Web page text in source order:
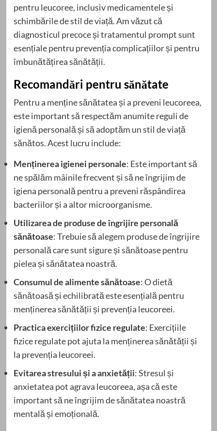
pentru leucoree, inclusiv medicamentele și
schimbările de stil de viață. Am văzut că
diagnosticul precoce și tratamentul prompt sunt
esențiale pentru prevenția complicațiilor și pentru
îmbunătățirea sănătății.
Recomandări pentru sănătate
Pentru a menține sănătatea și a preveni leucoreea,
este important să respectăm anumite reguli de
igienă personală și să adoptăm un stil de viață
sănătos. Acest lucru include:
Menținerea igienei personale: Este important să
ne spălăm mâinile frecvent și să ne îngrijim de
igiena personală pentru a preveni răspândirea
bacteriilor și a altor microorganisme.
Utilizarea de produse de îngrijire personală
sănătoase: Trebuie să alegem produse de îngrijire
personală care sunt sigure și sănătoase pentru
pielea și sănătatea noastră.
Consumul de alimente sănătoase: O dietă
sănătoasă și echilibrată este esențială pentru
menținerea sănătății și prevenția leucoreei.
Practica exercițiilor fizice regulate: Exercițiile
fizice regulate pot ajuta la menținerea sănătății și
la prevenția leucoreei.
Evitarea stresului și a anxietății: Stresul și
anxietatea pot agrava leucoreea, așa că este
important să ne îngrijim de sănătatea noastră
mentală și emoțională.